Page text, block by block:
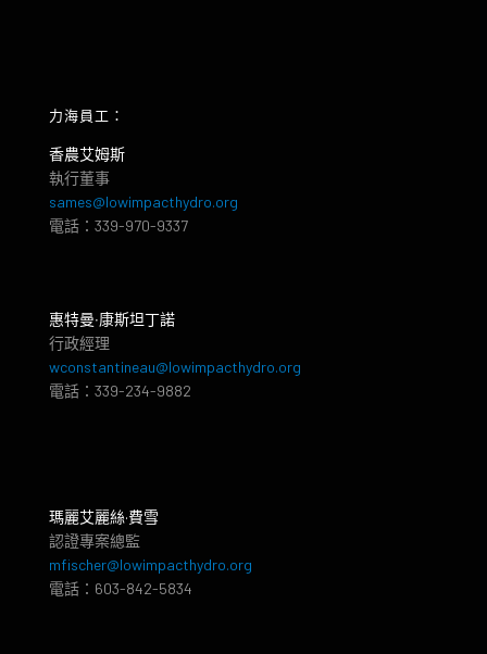
力海員工：
香農艾姆斯
執行董事
sames@lowimpacthydro.org
電話：339-970-9337
惠特曼‧康斯坦丁諾
行政經理
wconstantineau@lowimpacthydro.org
電話：339-234-9882
瑪麗艾麗絲·費雪
認證專案總監
mfischer@lowimpacthydro.org
電話：603-842-5834